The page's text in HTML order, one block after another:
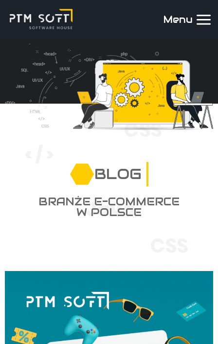
Menu
BLOG
BRANŻE E-COMMERCE
W POLSCE